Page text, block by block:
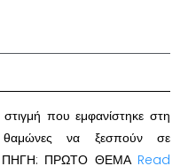
που εμφανίστηκε στη
να ξεσπούν σε
ΠΗΓΗ: ΠΡΩΤΟ ΘΕΜΑ Read